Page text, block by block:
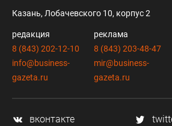
Казань, Лобачевского 10, корпус 2
редакция
8 (843) 202-12-10
info@business-
gazeta.ru
реклама
8 (843) 203-48-47
mir@business-
gazeta.ru
вконтакте